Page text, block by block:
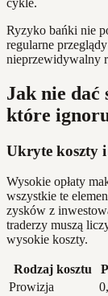
Ryzyko bańki nie
regularne
nieprzewidywalny
Jak nie dać
które
Ukryte koszty
Wysokie opłaty
wszystkie te
zysków z
traderzy muszą
wysokie koszty.
Rodzaj kosztu
Prowizja